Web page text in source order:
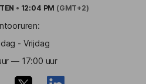
• 12:04 PM (GMT+2)
- Vrijdag
— 17:00 uur